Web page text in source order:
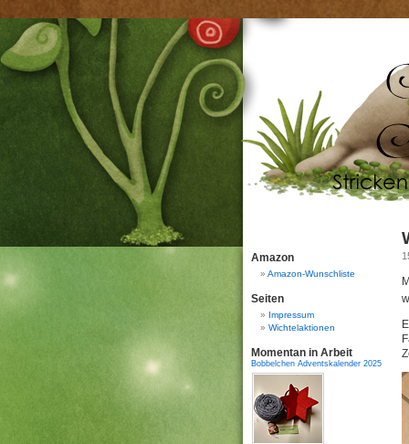
Amazon
Amazon-Wunschliste
Seiten
Impressum
Wichtelaktionen
Momentan in Arbeit
Bobbelchen Adventskalender 2025